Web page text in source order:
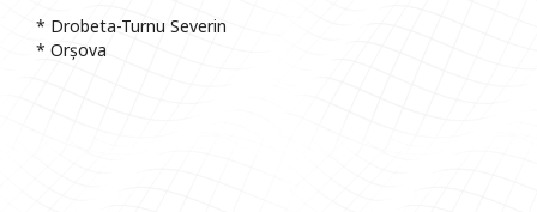
* Drobeta-Turnu Severin
* Orșova